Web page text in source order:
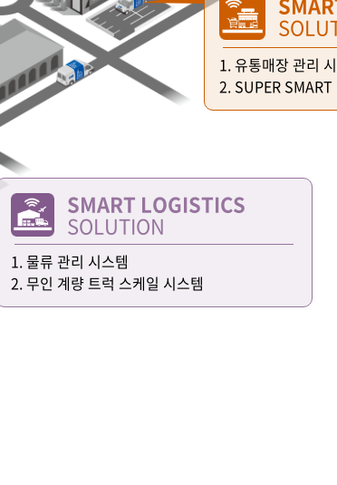
SMART LOGISTICS
SOLUTION
1. 물류 관리 시스템
2. 무인 계량 트럭 스케일 시스템
1. 유통매장 관리
2. SUPER